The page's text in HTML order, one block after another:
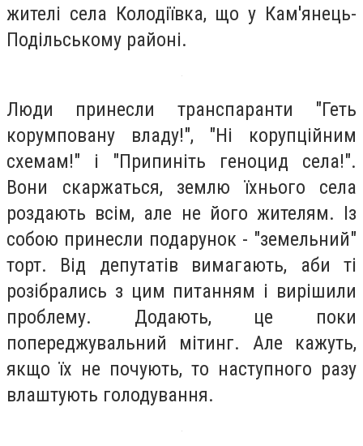
жителі села Колодіївка, що у Кам'янець-
Подільському районі.
Люди принесли транспаранти "Геть
корумповану владу!", "Ні корупційним
схемам!" і "Припиніть геноцид села!".
Вони скаржаться, землю їхнього села
роздають всім, але не його жителям. Із
собою принесли подарунок - "земельний"
торт. Від депутатів вимагають, аби ті
розібрались з цим питанням і вирішили
проблему. Додають, це поки
попереджувальний мітинг. Але кажуть,
якщо їх не почують, то наступного разу
влаштують голодування.